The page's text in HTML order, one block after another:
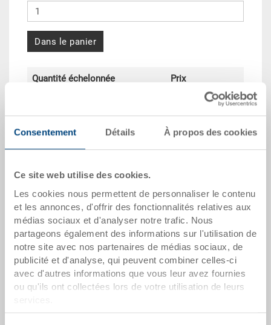
Consentement Détails À propos des cookies
Ce site web utilise des cookies.
Les cookies nous permettent de personnaliser le contenu
et les annonces, d'offrir des fonctionnalités relatives aux
médias sociaux et d'analyser notre trafic. Nous
partageons également des informations sur l'utilisation de
notre site avec nos partenaires de médias sociaux, de
publicité et d'analyse, qui peuvent combiner celles-ci
avec d'autres informations que vous leur avez fournies
ou qu'ils ont collectées lors de votre utilisation de leurs
Dans le panier
Quantité échelonnée Prix
CHF 39.65
Dès 100 pièces CHF 33.05
Dès 250 pièces
Quantités échelonnées correspondent aux unités
d’emballage.
dates de l'article
Numéro de commande
35-227-7.7000
Dimensions extérieures: